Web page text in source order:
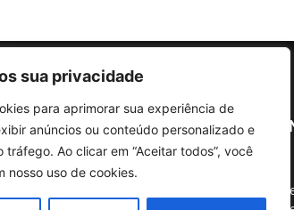
sua privacidade
para aprimorar sua experiência de
anúncios ou conteúdo personalizado e
tráfego. Ao clicar em “Aceitar todos”, você
nosso uso de cookies.
SOBRE
Rua